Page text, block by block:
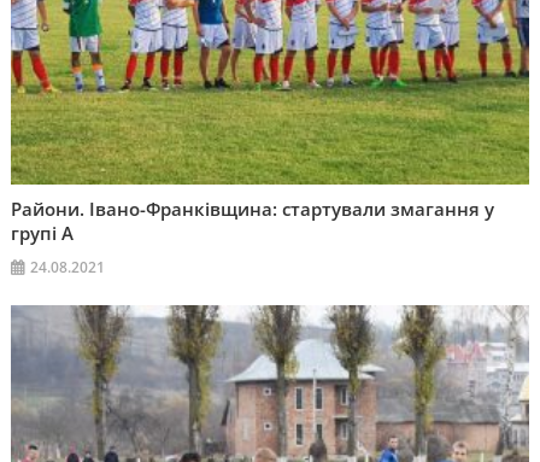
Райони. Івано-Франківщина: стартували змагання у
групі А
24.08.2021